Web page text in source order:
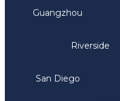
Guangzhou
Riverside
San Diego